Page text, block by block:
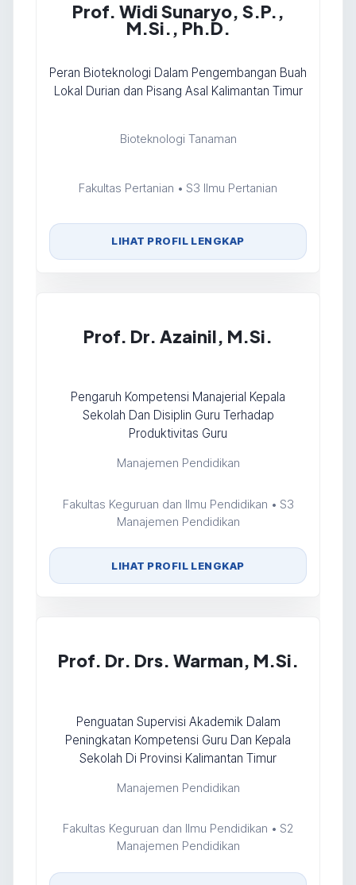
Prof. Widi Sunaryo, S.P.,
M.Si., Ph.D.
Peran Bioteknologi Dalam Pengembangan Buah
Lokal Durian dan Pisang Asal Kalimantan Timur
Bioteknologi Tanaman
Fakultas Pertanian • S3 Ilmu Pertanian
LIHAT PROFIL LENGKAP
Prof. Dr. Azainil, M.Si.
Pengaruh Kompetensi Manajerial Kepala
Sekolah Dan Disiplin Guru Terhadap
Produktivitas Guru
Manajemen Pendidikan
Fakultas Keguruan dan Ilmu Pendidikan • S3
Manajemen Pendidikan
LIHAT PROFIL LENGKAP
Prof. Dr. Drs. Warman, M.Si.
Penguatan Supervisi Akademik Dalam
Peningkatan Kompetensi Guru Dan Kepala
Sekolah Di Provinsi Kalimantan Timur
Manajemen Pendidikan
Fakultas Keguruan dan Ilmu Pendidikan • S2
Manajemen Pendidikan